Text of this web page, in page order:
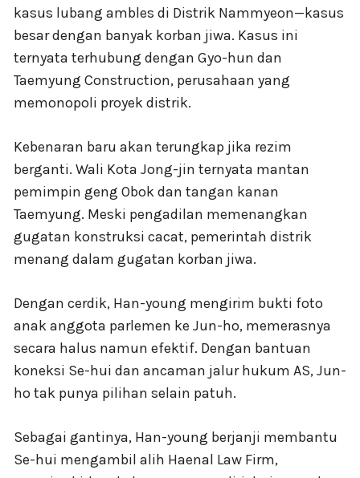
kasus lubang ambles di Distrik Nammyeon—kasus
besar dengan banyak korban jiwa. Kasus ini
ternyata terhubung dengan Gyo-hun dan
Taemyung Construction, perusahaan yang
memonopoli proyek distrik.
Kebenaran baru akan terungkap jika rezim
berganti. Wali Kota Jong-jin ternyata mantan
pemimpin geng Obok dan tangan kanan
Taemyung. Meski pengadilan memenangkan
gugatan konstruksi cacat, pemerintah distrik
menang dalam gugatan korban jiwa.
Dengan cerdik, Han-young mengirim bukti foto
anak anggota parlemen ke Jun-ho, memerasnya
secara halus namun efektif. Dengan bantuan
koneksi Se-hui dan ancaman jalur hukum AS, Jun-
ho tak punya pilihan selain patuh.
Sebagai gantinya, Han-young berjanji membantu
Se-hui mengambil alih Haenal Law Firm,